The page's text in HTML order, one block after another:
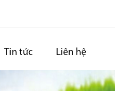
Tin tức Liên hệ